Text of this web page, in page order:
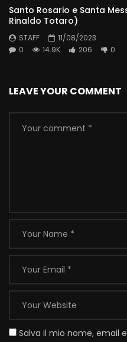
Santo Rosario e Santa
Rinaldo Totaro)
STAFF
11/08/2023
0
14.9K 206 0
LEAVE YOUR COMMENT
Salva il mio nome, email